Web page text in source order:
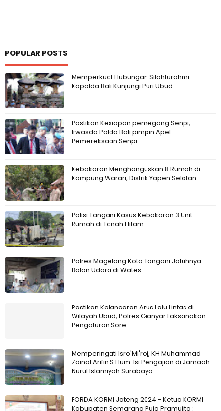
POPULAR POSTS
Memperkuat Hubungan Silahturahmi
Kapolda Bali Kunjungi Puri Ubud
Pastikan Kesiapan pemegang Senpi,
Irwasda Polda Bali pimpin Apel
Pemereksaan Senpi
Kebakaran Menghanguskan 8 Rumah di
Kampung Warari, Distrik Yapen Selatan
Polisi Tangani Kasus Kebakaran 3 Unit
Rumah di Tanah Hitam
Polres Magelang Kota Tangani Jatuhnya
Balon Udara di Wates
Pastikan Kelancaran Arus Lalu Lintas di
Wilayah Ubud, Polres Gianyar Laksanakan
Pengaturan Sore
Memperingati Isro'Mi'roj, KH Muhammad
Zainal Arifin S.Hum. Isi Pengajian di Jamaah
Nurul Islamiyah Surabaya
FORDA KORMI Jateng 2024 - Ketua KORMI
Kabupaten Semarang Pujo Pramujito :